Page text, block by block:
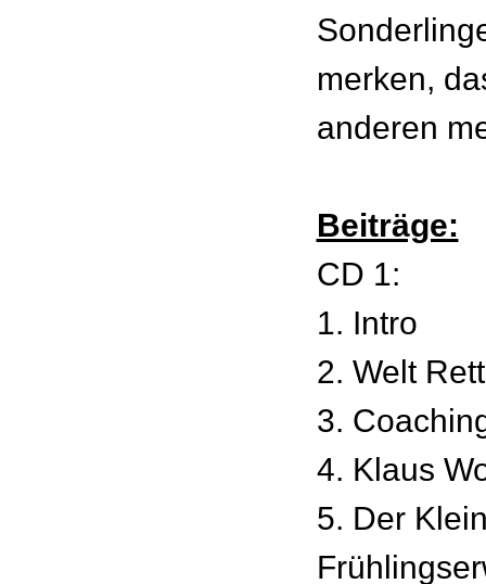
merken,
anderen
Beiträge:
CD 1:
1. Intro
2. Welt
3.
4. Klaus
5. Der